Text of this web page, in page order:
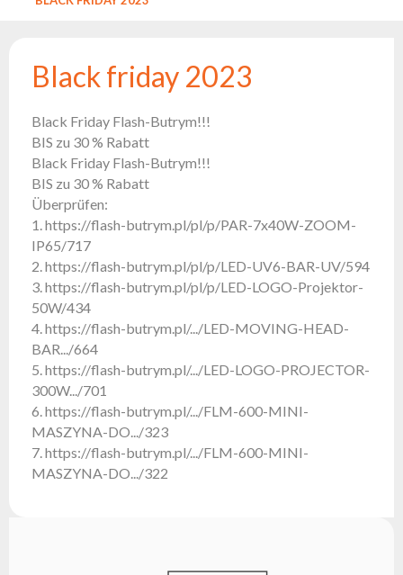
Reflektoren
Controller
Batteriebetrieben
Outlet
Produktarchiv
Suchen
zu
Nachricht
Portfolio
Über
die
Marke
Flash
Satzung
Kontakt
Black friday 2023
Black Friday Flash-Butrym!!!
BIS zu 30 % Rabatt
Black Friday Flash-Butrym!!!
BIS zu 30 % Rabatt
Überprüfen:
1. https://flash-butrym.pl/pl/p/PAR-7x40W-ZOOM-
IP65/717
2. https://flash-butrym.pl/pl/p/LED-UV6-BAR-UV/594
3. https://flash-butrym.pl/pl/p/LED-LOGO-Projektor-
50W/434
4. https://flash-butrym.pl/.../LED-MOVING-HEAD-
BAR.../664
5. https://flash-butrym.pl/.../LED-LOGO-PROJECTOR-
300W.../701
6. https://flash-butrym.pl/.../FLM-600-MINI-
MASZYNA-DO.../323
7. https://flash-butrym.pl/.../FLM-600-MINI-
MASZYNA-DO.../322